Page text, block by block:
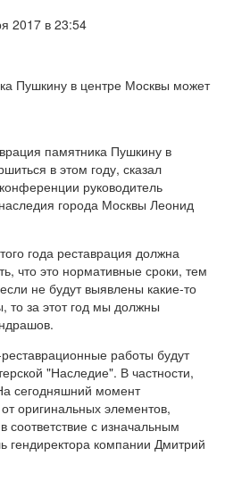
2017 в 23:54
памятника Пушкину в
в этом году, сказал
руководитель
города Москвы Леонид
года реставрация должна
что это нормативные сроки, тем
не будут выявлены какие-то
за этот год мы должны
работы будут
"Наследие". В частности,
сегодняшний момент
оригинальных элементов,
соответствие с изначальным
гендиректора компании Дмитрий